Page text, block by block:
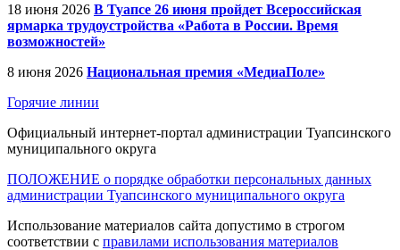
18 июня 2026 В Туапсе 26 июня пройдет Всероссийская
ярмарка трудоустройства «Работа в России. Время
возможностей»
8 июня 2026 Национальная премия «МедиаПоле»
Горячие линии
Официальный интернет-портал администрации Туапсинского
муниципального округа
ПОЛОЖЕНИЕ о порядке обработки персональных данных
администрации Туапсинского муниципального округа
Использование материалов сайта допустимо в строгом
соответствии с правилами использования материалов